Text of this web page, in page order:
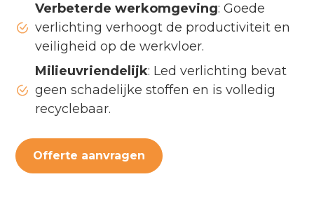
Verbeterde werkomgeving: Goede
verlichting verhoogt de productiviteit en
veiligheid op de werkvloer.
Milieuvriendelijk: Led verlichting bevat
geen schadelijke stoffen en is volledig
recyclebaar.
Offerte aanvragen